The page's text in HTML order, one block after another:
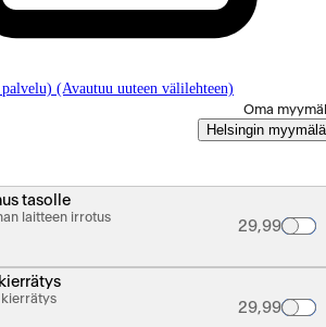
(Avautuu uuteen välilehteen)
Oma
Helsingin myymälä
tasolle
laitteen irrotus
Palvelun
29,99
kierrätys
Palvelun
29,99